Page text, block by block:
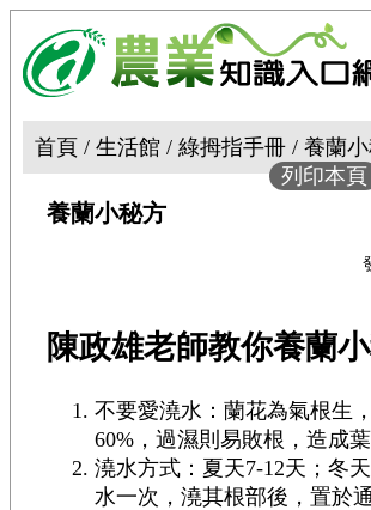
首頁 / 生活館 / 綠拇指手冊 / 養蘭
列印本頁
養蘭小秘方
陳政雄老師教你養蘭
不要愛澆水：蘭花為氣根生
60%，過濕則易敗根，造成葉
澆水方式：夏天7-12天；冬
水一次，澆其根部後，置於